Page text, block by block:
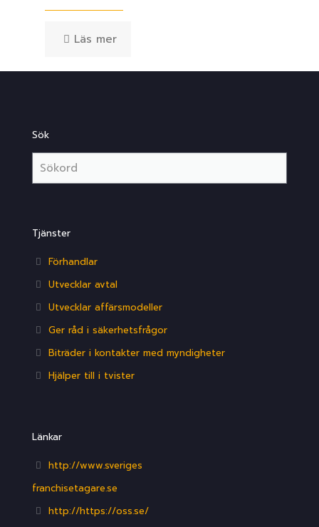
Läs mer
Sök
Tjänster
Förhandlar
Utvecklar avtal
Utvecklar affärsmodeller
Ger råd i säkerhetsfrågor
Biträder i kontakter med myndigheter
Hjälper till i tvister
Länkar
http://www.sveriges
franchisetagare.se
http://https://oss.se/